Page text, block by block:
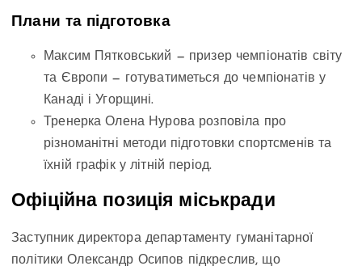
Плани та підготовка
Максим Пятковський — призер чемпіонатів світу
та Європи — готуватиметься до чемпіонатів у
Канаді і Угорщині.
Тренерка Олена Нурова розповіла про
різноманітні методи підготовки спортсменів та
їхній графік у літній період.
Офіційна позиція міськради
Заступник директора департаменту гуманітарної
політики Олександр Осипов підкреслив, що